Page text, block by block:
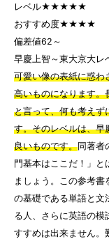
レベル★★★★★
おすすめ度★★★★
偏差値62～
早慶上智～東大京大レ
可愛い像の表紙に惑わ
高いものになります。
と言って、何も考えず
す。そのレベルは、早
良いものです。同著者
門基本はここだ！」と
ましょう。この参考
の基礎である単語と文
る人、さらに英語の
すすめは出来ません。